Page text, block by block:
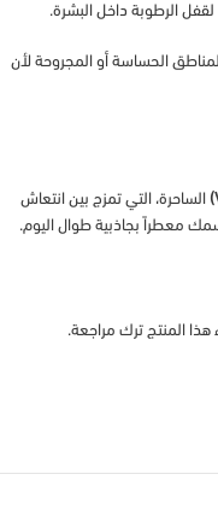
الرطوبة داخل البشرة.
الحساسة أو المجروحة لأن
الساحرة، التي تمزج بين انتعاش
معطراً بجاذبية طوال اليوم.
المنتج ترك مراجعة.